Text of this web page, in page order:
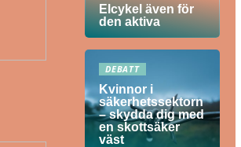
Elcykel även för
den aktiva
DEBATT
Kvinnor i
säkerhetssektorn
– skydda dig med
en skottsäker
väst